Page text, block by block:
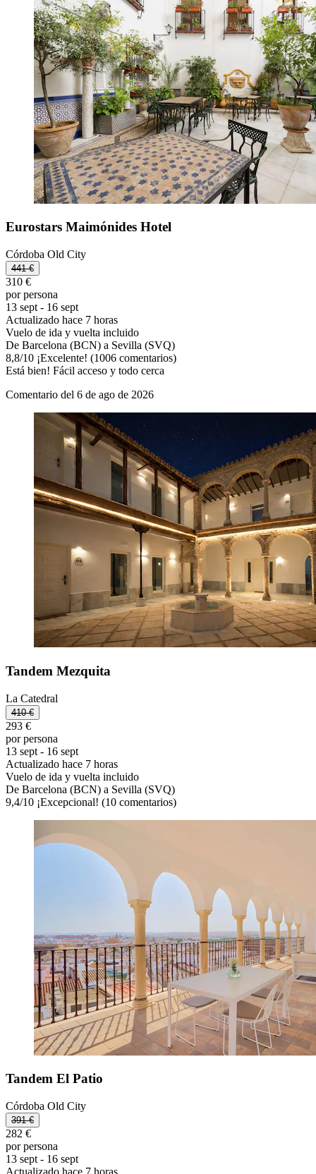
Eurostars Maimónides Hotel
Córdoba Old City
441 €
310 €
por persona
13 sept - 16 sept
Actualizado hace 7 horas
Vuelo de ida y vuelta incluido
De Barcelona (BCN) a Sevilla (SVQ)
8,8/10 ¡Excelente! (1006 comentarios)
Está bien! Fácil acceso y todo cerca
Comentario del 6 de ago de 2026
Tandem Mezquita
La Catedral
410 €
293 €
por persona
13 sept - 16 sept
Actualizado hace 7 horas
Vuelo de ida y vuelta incluido
De Barcelona (BCN) a Sevilla (SVQ)
9,4/10 ¡Excepcional! (10 comentarios)
Tandem El Patio
Córdoba Old City
391 €
282 €
por persona
13 sept - 16 sept
Actualizado hace 7 horas